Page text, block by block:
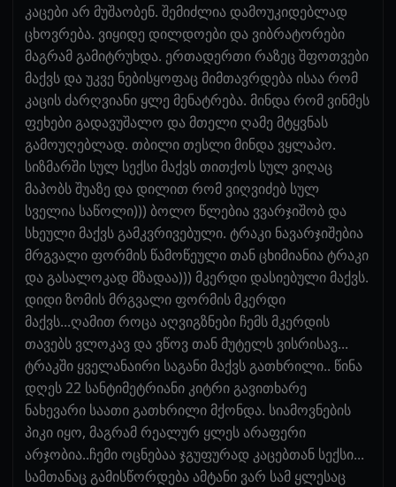
კაცები არ მუშაობენ. შემიძლია დამოუკიდებლად
ცხოვრება. ვიყიდე დილდოები და ვიბრატორები
მაგრამ გამიტრუხდა. ერთადერთი რაზეც შფოთვები
მაქვს და უკვე ნებისყოფაც მიმთავრდება ისაა რომ
კაცის ძარღვიანი ყლე მენატრება. მინდა რომ ვინმეს
ფეხები გადავუშალო და მთელი ღამე მტყვნას
გამოუღებლად. თბილი თესლი მინდა ვყლაპო.
სიზმარში სულ სექსი მაქვს თითქოს სულ ვიღაც
მაპობს შუაზე და დილით რომ ვიღვიძებ სულ
სველია საწოლი))) ბოლო წლებია ვვარჯიშობ და
სხეული მაქვს გამკვრივებული. ტრაკი ნავარჯიშებია
მრგვალი ფორმის წამოწეული თან ცხიმიანია ტრაკი
და გასალოკად მზადაა))) მკერდი დასიებული მაქვს.
დიდი ზომის მრგვალი ფორმის მკერდი
მაქვს...ღამით როცა აღვიგზნები ჩემს მკერდის
თავებს ვლოკავ და ვწოვ თან მუტელს ვისრისავ...
ტრაკში ყველანაირი საგანი მაქვს გათხრილი.. წინა
დღეს 22 სანტიმეტრიანი კიტრი გავითხარე
ნახევარი საათი გათხრილი მქონდა. სიამოვნების
პიკი იყო, მაგრამ რეალურ ყლეს არაფერი
არჯობია..ჩემი ოცნებაა ჯგუფურად კაცებთან სექსი...
სამთანაც გამისწორდება ამტანი ვარ სამ ყლესაც